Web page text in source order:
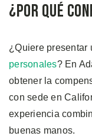
¿Por qué
¿Quiere presentar
personales? En
obtener la
con sede en
experiencia
buenas manos.